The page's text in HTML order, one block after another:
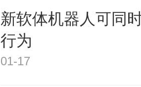
新软体机器人可同
行为
01-17